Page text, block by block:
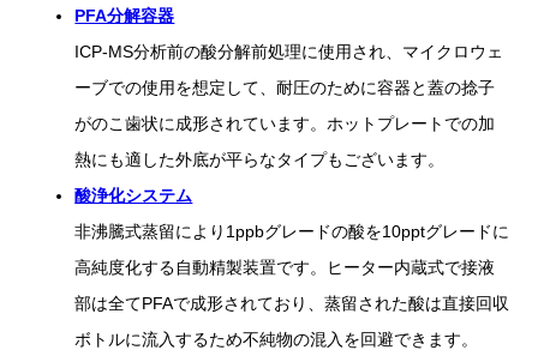
PFA分解容器
ICP-MS分析前の酸分解前処理に使用され、マイクロウェ
ーブでの使用を想定して、耐圧のために容器と蓋の捻子
がのこ歯状に成形されています。ホットプレートでの加
熱にも適した外底が平らなタイプもございます。
酸浄化システム
非沸騰式蒸留により1ppbグレードの酸を10pptグレードに
高純度化する自動精製装置です。ヒーター内蔵式で接液
部は全てPFAで成形されており、蒸留された酸は直接回収
ボトルに流入するため不純物の混入を回避できます。